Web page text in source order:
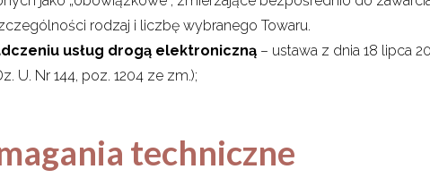
rodzaj i liczbę wybranego Towaru.
usług drogą elektroniczną – ustawa z dnia 18 lipca
U. Nr 144, poz. 1204 ze zm.);
techniczne